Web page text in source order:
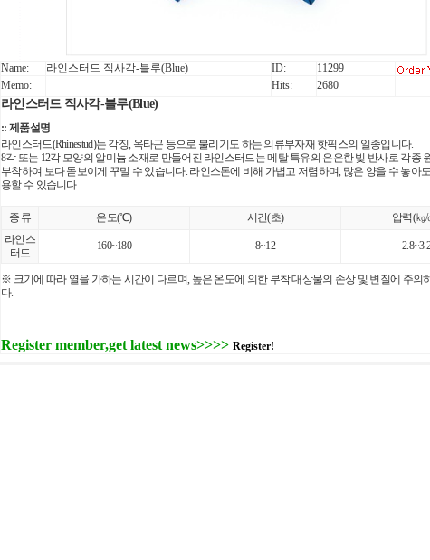
Name: 라인스터드 직사각-블루(Blue) ID:
11299
Memo:
Hits: 2680
라인스터드 직사각-블루(Blue)
:: 제품설명
라인스터드(Rhinestud)는 각징, 옥타곤 등으로 불리기도 하는 의류부자재 핫픽스의 일종입니다.
8각 또는 12각 모양의 알미늄 소재로 만들어진 라인스터드는 메탈 특유의 은은한 빛 반사로 각종
부착하여 보다 돋보이게 꾸밀 수 있습니다. 라인스톤에 비해 가볍고 저렴하며, 많은 양을 수 놓아
용할 수 있습니다.
종 류 온도(℃) 시간(초)
압력(㎏/
라인스
터드
160~180 8~12
※ 크기에 따라 열을 가하는 시간이 다르며, 높은 온도에 의한 부착 대상물의 손상 및 변질에 주의
다.
Register member,get latest news>>>> Register!